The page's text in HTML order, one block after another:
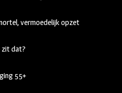
vermoedelijk opzet
zit dat?
55+